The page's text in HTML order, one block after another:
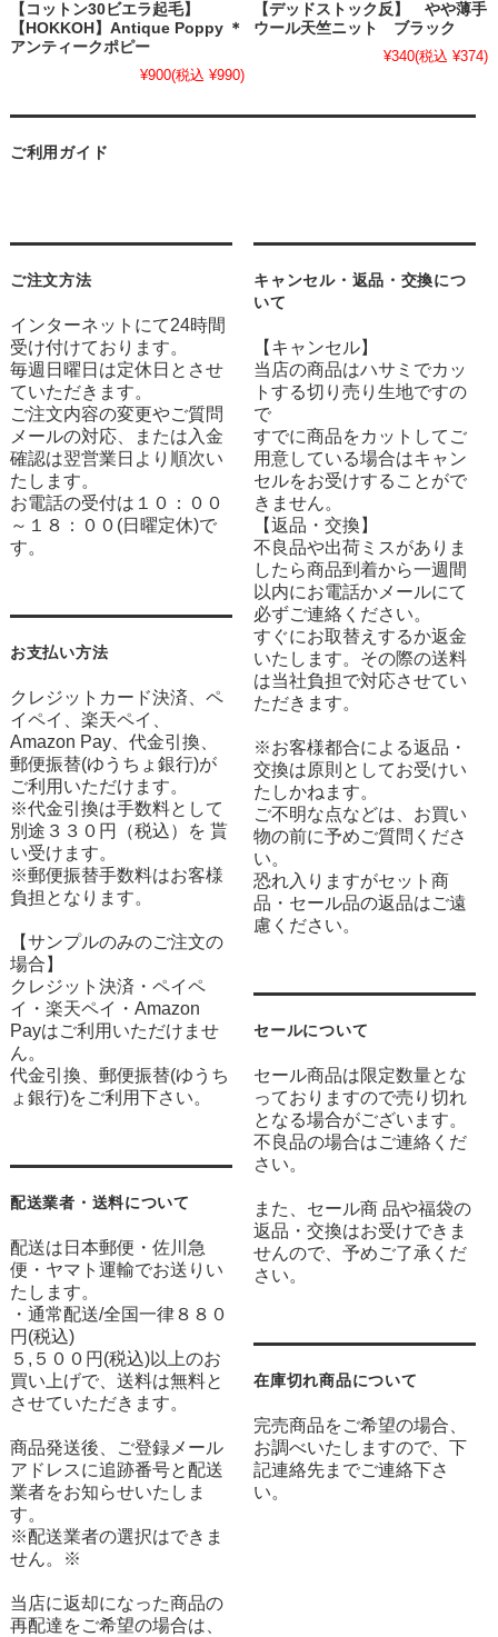
【コットン30ビエラ起毛】
【HOKKOH】Antique Poppy ＊
アンティークポピー
¥900(税込 ¥990)
【デッドストック反】 やや薄手
ウール天竺ニット ブラック
¥340(税込 ¥374)
ご利用ガイド
ご注文方法
インターネットにて24時間
受け付けております。
毎週日曜日は定休日とさせ
ていただきます。
ご注文内容の変更やご質問
メールの対応、または入金
確認は翌営業日より順次い
たします。
お電話の受付は１０：００
～１８：００(日曜定休)で
す。
お支払い方法
クレジットカード決済、ペ
イペイ、楽天ペイ、
Amazon Pay、代金引換、
郵便振替(ゆうちょ銀行)が
ご利用いただけます。
※代金引換は手数料として
別途３３０円（税込）を 貰
い受けます。
※郵便振替手数料はお客様
負担となります。
【サンプルのみのご注文の
場合】
クレジット決済・ペイペ
イ・楽天ペイ・Amazon
Payはご利用いただけませ
ん。
代金引換、郵便振替(ゆうち
ょ銀行)をご利用下さい。
配送業者・送料について
配送は日本郵便・佐川急
便・ヤマト運輸でお送りい
たします。
・通常配送/全国一律８８０
円(税込)
５,５００円(税込)以上のお
買い上げで、送料は無料と
させていただきます。
商品発送後、ご登録メール
アドレスに追跡番号と配送
業者をお知らせいたしま
す。
※配送業者の選択はできま
せん。※
当店に返却になった商品の
再配達をご希望の場合は、
キャンセル・返品・交換につ
いて
【キャンセル】
当店の商品はハサミでカッ
トする切り売り生地ですの
で
すでに商品をカットしてご
用意している場合はキャン
セルをお受けすることがで
きません。
【返品・交換】
不良品や出荷ミスがありま
したら商品到着から一週間
以内にお電話かメールにて
必ずご連絡ください。
すぐにお取替えするか返金
いたします。その際の送料
は当社負担で対応させてい
ただきます。
※お客様都合による返品・
交換は原則としてお受けい
たしかねます。
ご不明な点などは、お買い
物の前に予めご質問くださ
い。
恐れ入りますがセット商
品・セール品の返品はご遠
慮ください。
セールについて
セール商品は限定数量とな
っておりますので売り切れ
となる場合がございます。
不良品の場合はご連絡くだ
さい。
また、セール商 品や福袋の
返品・交換はお受けできま
せんので、予めご了承くだ
さい。
在庫切れ商品について
完売商品をご希望の場合、
お調べいたしますので、下
記連絡先までご連絡下さ
い。